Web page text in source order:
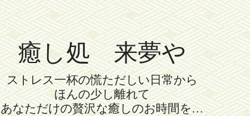
癒し処 来夢や
ストレス一杯の慌ただしい日常から
ほんの少し離れて
あなただけの贅沢な癒しのお時間を…